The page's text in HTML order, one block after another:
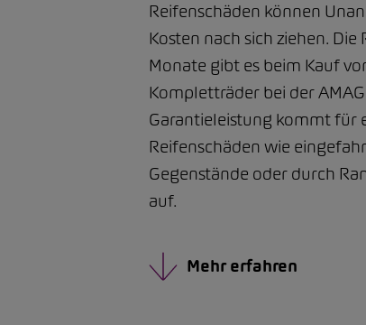
Reifenschäden können
Kosten nach sich ziehen.
Monate gibt es beim Kauf
Kompletträder bei der
Garantieleistung kommt für
Reifenschäden wie
Gegenstände oder durch
auf.
Mehr erfahren